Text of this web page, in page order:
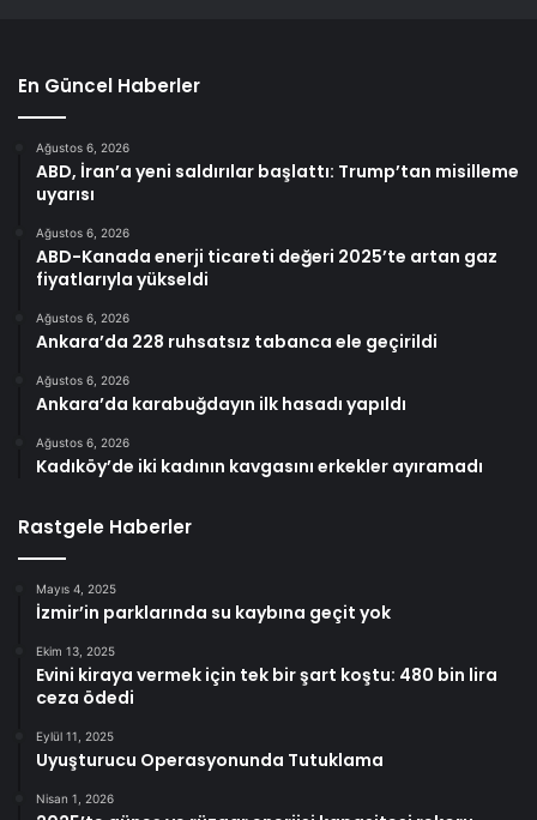
En Güncel Haberler
Ağustos 6, 2026
ABD, İran’a yeni saldırılar başlattı: Trump’tan misilleme
uyarısı
Ağustos 6, 2026
ABD-Kanada enerji ticareti değeri 2025’te artan gaz
fiyatlarıyla yükseldi
Ağustos 6, 2026
Ankara’da 228 ruhsatsız tabanca ele geçirildi
Ağustos 6, 2026
Ankara’da karabuğdayın ilk hasadı yapıldı
Ağustos 6, 2026
Kadıköy’de iki kadının kavgasını erkekler ayıramadı
Rastgele Haberler
Mayıs 4, 2025
İzmir’in parklarında su kaybına geçit yok
Ekim 13, 2025
Evini kiraya vermek için tek bir şart koştu: 480 bin lira
ceza ödedi
Eylül 11, 2025
Uyuşturucu Operasyonunda Tutuklama
Nisan 1, 2026